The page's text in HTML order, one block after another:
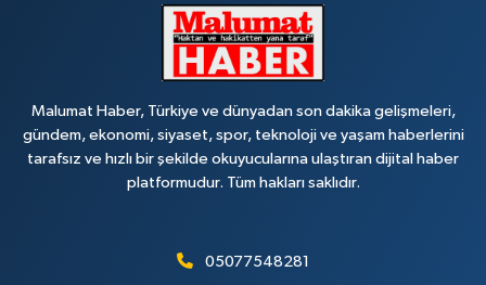
Malumat Haber, Türkiye ve dünyadan son dakika gelişmeleri,
gündem, ekonomi, siyaset, spor, teknoloji ve yaşam haberlerini
tarafsız ve hızlı bir şekilde okuyucularına ulaştıran dijital haber
platformudur. Tüm hakları saklıdır.
05077548281